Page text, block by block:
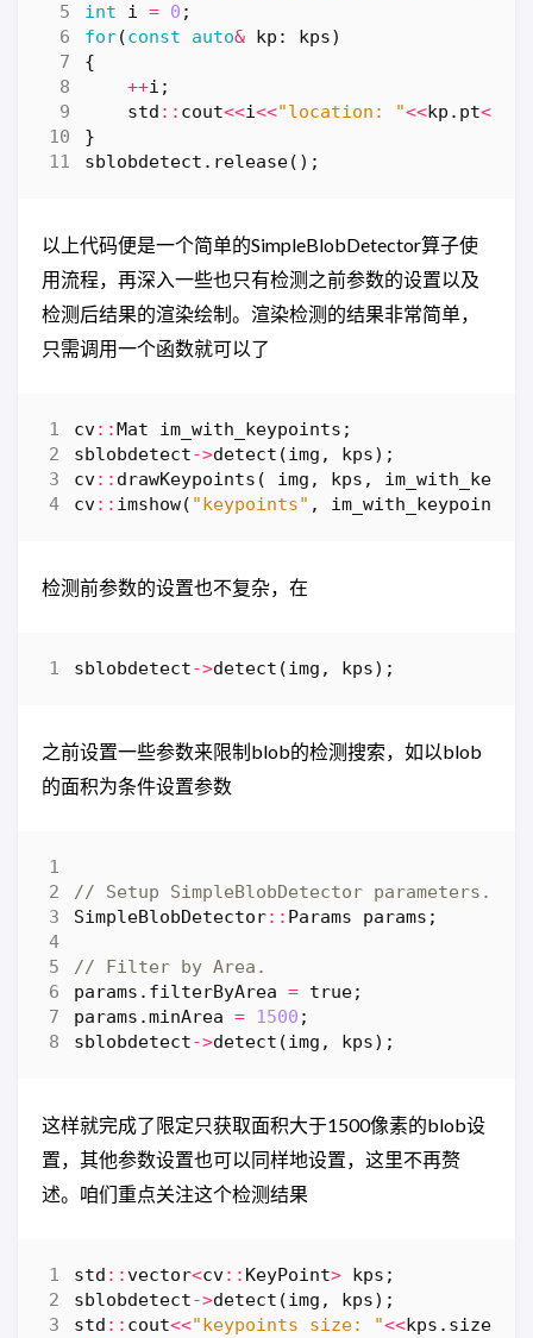
int
i = 0 ;
for(const auto& kp : kps)
{
++i ;
std :: cout<<i<<"location: "<<kp . pt<<
}
sblobdetect . release();
以上代码便是一个简单的SimpleBlobDetector算子使
用流程，再深入一些也只有检测之前参数的设置以及
检测后结果的渲染绘制。渲染检测的结果非常简单，
只需调用一个函数就可以了
cv::Mat im_with_keypoints ;
sblobdetect->detect (img , kps);
cv:: drawKeypoints ( img , kps ,
cv:: imshow( "keypoints" , im_with_keypoints
检测前参数的设置也不复杂，在
sblobdetect->detect (img , kps);
之前设置一些参数来限制blob的检测搜索，如以blob
的面积为条件设置参数
SimpleBlobDetector:: Params params ;
params . filterByArea = true;
params .minArea = 1500 ;
sblobdetect->detect (img , kps);
这样就完成了限定只获取面积大于1500像素的blob设
置，其他参数设置也可以同样地设置，这里不再赘
述。咱们重点关注这个检测结果
std ::vector<cv:: KeyPoint> kps ;
sblobdetect->detect (img , kps);
std :: cout<<"keypoints size: "<<kps . size